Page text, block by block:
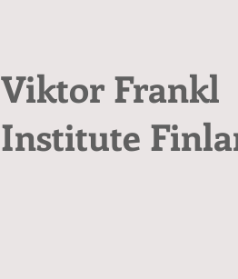
Viktor Frankl
Institute